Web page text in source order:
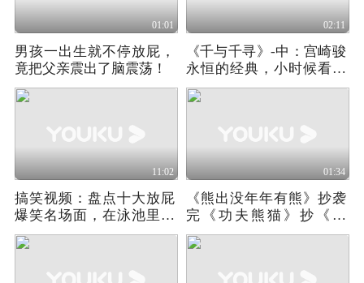
01:01
男孩一出生就不停放屁，
竟把父亲震出了脑震荡！
02:11
《千与千寻》-中：宫崎骏
永恒的经典，小时候看了
无数遍
11:02
搞笑视频：盘点十大放屁
爆笑名场面，在泳池里放
屁，把人都嘣晕了
01:34
《熊出没年年有熊》抄袭
完《功夫熊猫》抄《哪
吒》